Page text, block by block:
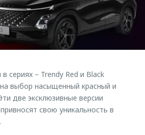
сериях – Trendy Red и Black
выбор насыщенный красный и
две эксклюзивные версии
свою уникальность в